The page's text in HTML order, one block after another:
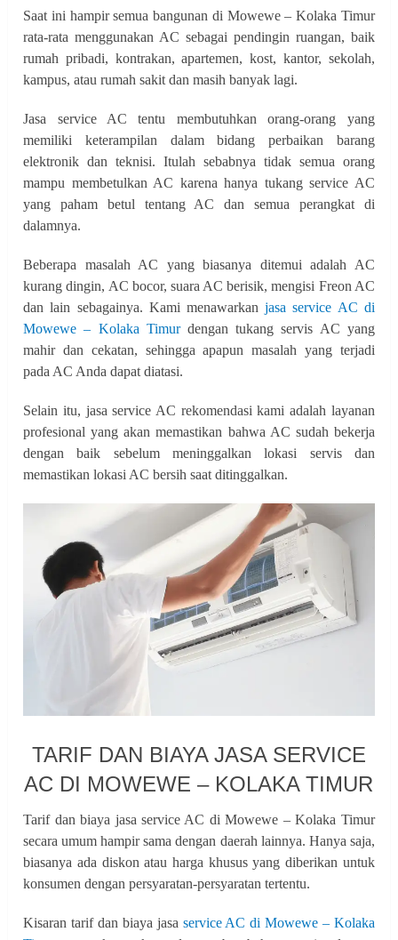
Saat ini hampir semua bangunan di Mowewe – Kolaka Timur
rata-rata menggunakan AC sebagai pendingin ruangan, baik
rumah pribadi, kontrakan, apartemen, kost, kantor, sekolah,
kampus, atau rumah sakit dan masih banyak lagi.
Jasa service AC tentu membutuhkan orang-orang yang
memiliki keterampilan dalam bidang perbaikan barang
elektronik dan teknisi. Itulah sebabnya tidak semua orang
mampu membetulkan AC karena hanya tukang service AC
yang paham betul tentang AC dan semua perangkat di
dalamnya.
Beberapa masalah AC yang biasanya ditemui adalah AC
kurang dingin, AC bocor, suara AC berisik, mengisi Freon AC
dan lain sebagainya. Kami menawarkanjasa service AC di
Mowewe – Kolaka Timurdengan tukang servis AC yang
mahir dan cekatan, sehingga apapun masalah yang terjadi
pada AC Anda dapat diatasi.
Selain itu, jasa service AC rekomendasi kami adalah layanan
profesional yang akan memastikan bahwa AC sudah bekerja
dengan baik sebelum meninggalkan lokasi servis dan
memastikan lokasi AC bersih saat ditinggalkan.
TARIF DAN BIAYA JASA SERVICE
AC DI MOWEWE – KOLAKA TIMUR
Tarif dan biaya jasa service AC di Mowewe – Kolaka Timur
secara umum hampir sama dengan daerah lainnya. Hanya saja,
biasanya ada diskon atau harga khusus yang diberikan untuk
konsumen dengan persyaratan-persyaratan tertentu.
Kisaran tarif dan biaya jasa service AC di Mowewe – Kolaka